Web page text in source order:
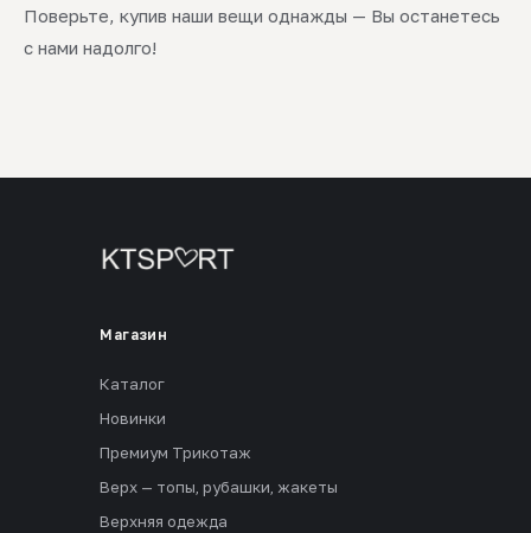
Поверьте, купив наши вещи однажды — Вы останетесь
с нами надолго!
Магазин
Каталог
Новинки
Премиум Трикотаж
Верх — топы, рубашки, жакеты
Верхняя одежда